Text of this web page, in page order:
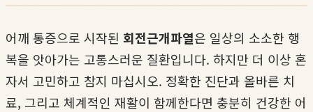
어깨 통증으로 시작된 회전근개파열은 일상의 소소한 행
복을 앗아가는 고통스러운 질환입니다. 하지만 더 이상 혼
자서 고민하고 참지 마십시오. 정확한 진단과 올바른 치
료, 그리고 체계적인 재활이 함께한다면 충분히 건강한 어